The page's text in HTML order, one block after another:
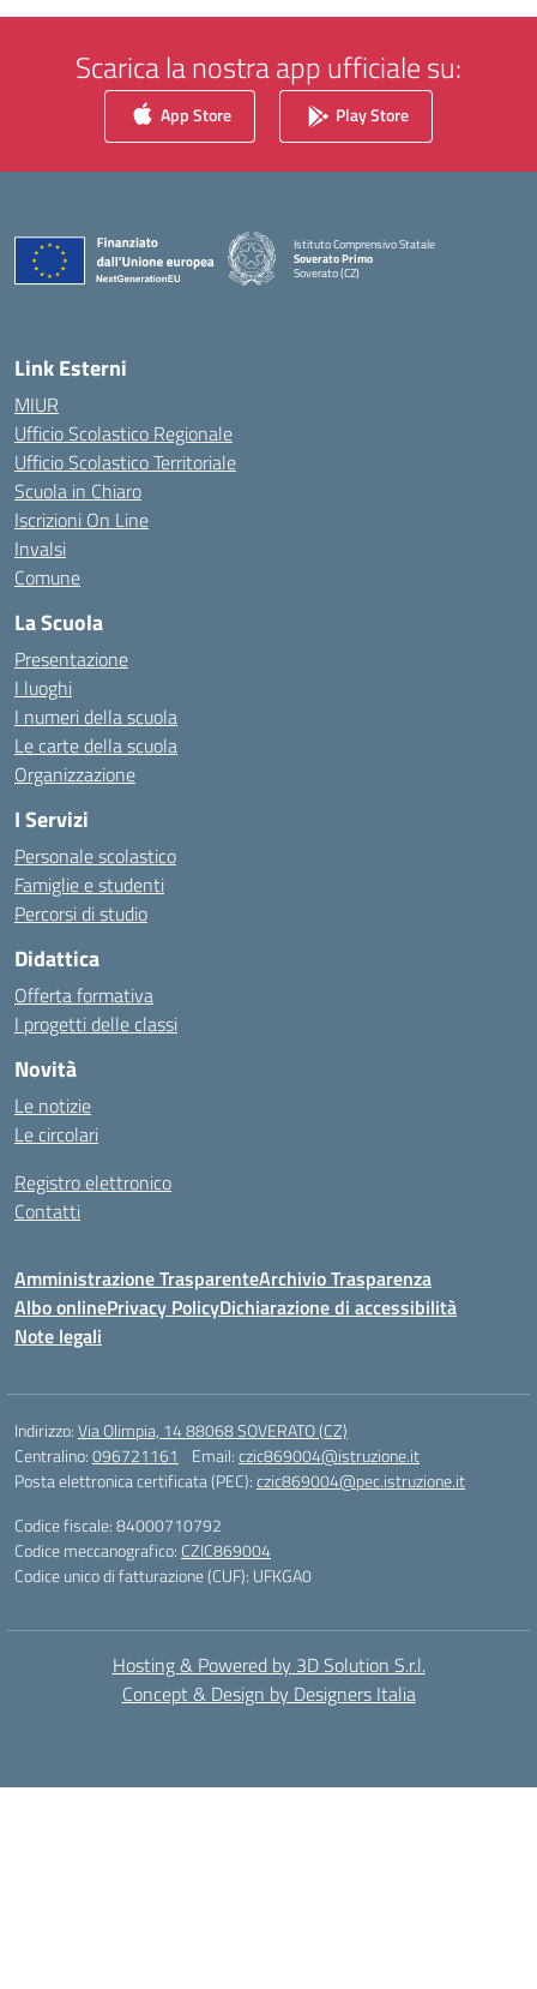
Scarica la nostra app ufficiale su:
App Store Play Store
Istituto Comprensivo Statale
Soverato Primo
Soverato (CZ)
Link Esterni
MIUR
Ufficio Scolastico Regionale
Ufficio Scolastico Territoriale
Scuola in Chiaro
Iscrizioni On Line
Invalsi
Comune
La Scuola
Presentazione
I luoghi
I numeri della scuola
Le carte della scuola
Organizzazione
I Servizi
Personale scolastico
Famiglie e studenti
Percorsi di studio
Didattica
Offerta formativa
I progetti delle classi
Novità
Le notizie
Le circolari
Registro elettronico
Contatti
Amministrazione TrasparenteArchivio Trasparenza
Albo onlinePrivacy PolicyDichiarazione di accessibilità
Note legali
Indirizzo:Via Olimpia, 14 88068 SOVERATO (CZ)
Centralino:096721161 Email:czic869004@istruzione.it
Posta elettronica certificata (PEC):czic869004@pec.istruzione.it
Codice fiscale: 84000710792
Codice meccanografico: CZIC869004
Codice unico di fatturazione (CUF): UFKGA0
Hosting & Powered by 3D Solution S.r.l.
Concept & Design by Designers Italia